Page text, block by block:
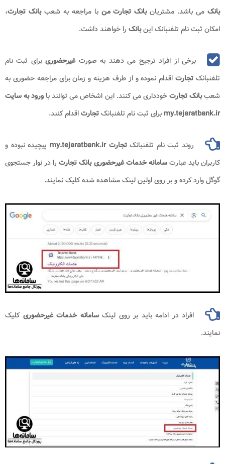
بانک می باشد. مشتریانبانک تجارت من با مراجعه به شعببانک تجارت،
امکان ثبت نام تلفنبانک اینبانک را خواهند داشت.
برخی از افراد ترجیح می دهند به صورتغیرحضوریبرای ثبت نام
تلفنبانک تجارتاقدام نموده و از طرف هزینه و زمان برای مراجعه حضوری به
شعببانک تجارتخودداری می کنند. این اشخاص می توانند با ورود به سایت
my.tejaratbank.ir برای ثبت نام تلفنبانکتجارتاقدام کنند.
روند ثبت نام تلفنبانکتجارت my.tejaratbank.ir
پیچیده نبوده و
کاربران باید عبارتسامانه خدمات غیرحضوری بانک تجارترا در نوار جستجوی
گوگل وارد کرده و بر روی اولین لینک مشاهده شده کلیک نمایند.
افراد در ادامه باید بر روی لینکسامانه خدمات غیرحضوری کلیک
نمایند.